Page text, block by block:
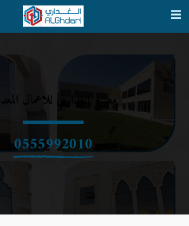
مصنع الغداري للاعمال المعدنية
0555992010